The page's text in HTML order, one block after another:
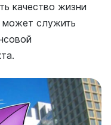
качество жизни
служить